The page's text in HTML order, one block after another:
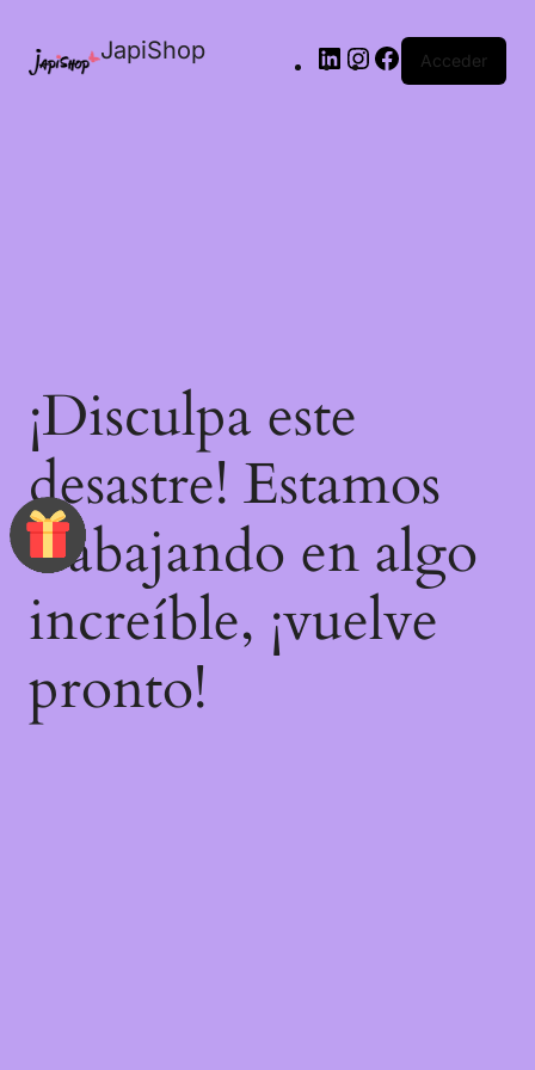
JapiShop Acceder
¡Disculpa este
desastre! Estamos
trabajando en algo
increíble, ¡vuelve
pronto!